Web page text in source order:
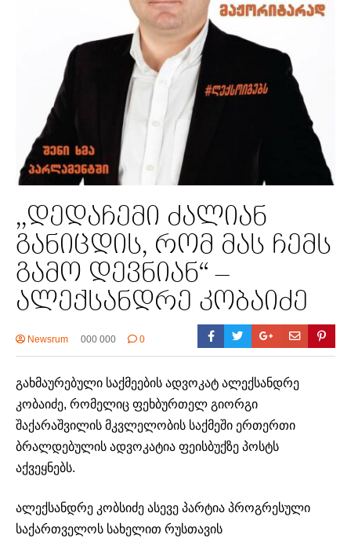
,,დედაჩემი ძალიან
განიცდის, რომ მას ჩემს
გამო დევნიან“ –
ალექსანდრე კობაიძე
Newsrum 000 000 0
გახმაურებული საქმეების ადვოკატ ალექსანდრე
კობაიძე, რომელიც ფეხბურთელ გიორგი
შაქარაშვილის მკვლელობის საქმეში ერთერთი
ბრალდებულის ადვოკატია ფეისბუქზე პოსტს
აქვეყნებს.
ალექსანდრე კობსიძე ასევე პარტია პროგრესული
საქართველოს სახელით რუსთავის